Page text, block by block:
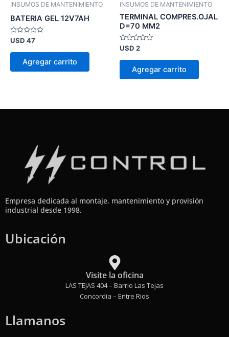
INSUMOS DE MANTENIMIENTO
BATERIA GEL 12V7AH
Valorado
en
0
USD 47
Agregar carrito
INSUMOS DE MANTENIMIENTO
TERMINAL COMPRES.OJAL
D=70 MM2
Valorado
en
0
USD 2
Agregar carrito
Empresa dedicada al montaje, mantenimiento y provisión
industrial desde 1998.
Ubicación
Visite la oficina
LAS TEJAS 404 – Barrio Las Tejas
Concordia – Entre Rios
Llamanos